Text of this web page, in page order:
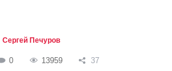
Сергей Печуров
0 13959 37